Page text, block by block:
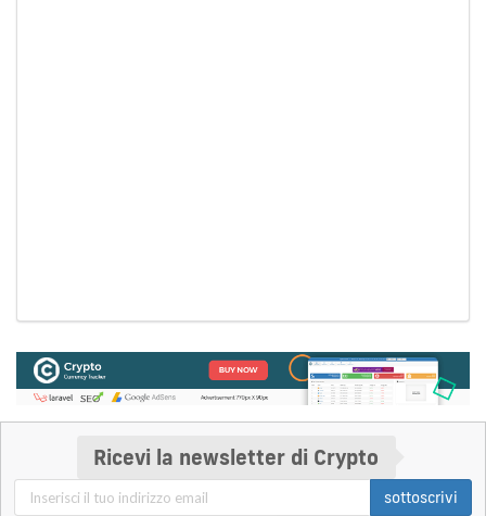
Ricevi la newsletter di Crypto
sottoscrivi